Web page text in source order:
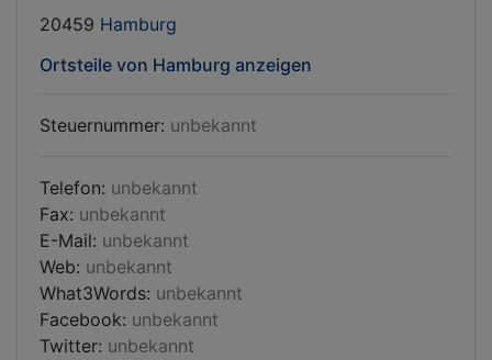
20459 Hamburg
Ortsteile von Hamburg anzeigen
Steuernummer: unbekannt
Telefon: unbekannt
Fax: unbekannt
E-Mail: unbekannt
Web: unbekannt
What3Words: unbekannt
Facebook: unbekannt
Twitter: unbekannt